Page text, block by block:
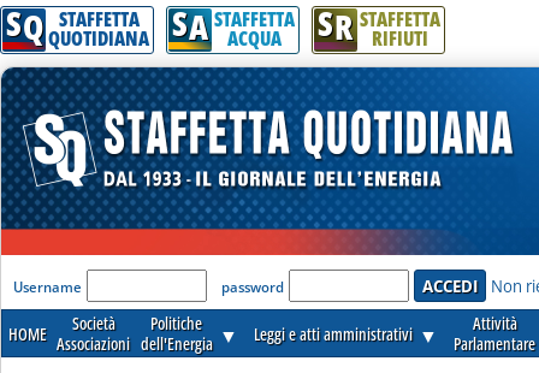
SQ STAFFETTA
QUOTIDIANA SA STAFFETTA
ACQUA SR STAFFETTA
RIFIUTI
'Modulo Login per accedere'
Username password Non
HOME
Società
Associazioni
Politiche
dell'Energia ▼ Leggi e atti amministrativi ▼
Attività
Parlamentare